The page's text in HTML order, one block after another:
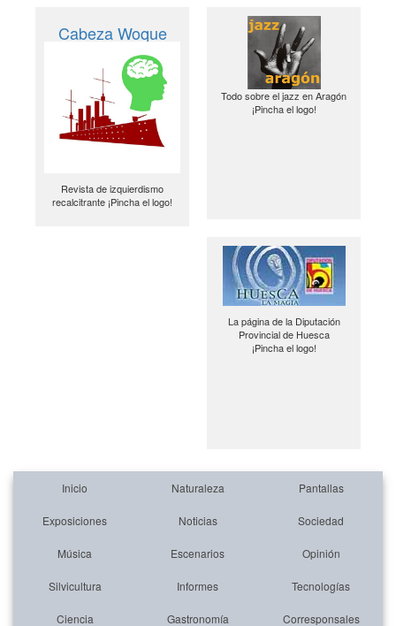
Cabeza Woque
Revista de izquierdismo
recalcitrante ¡Pincha el logo!
Todo sobre el jazz en Aragón
¡Pincha el logo!
La página de la Diputación
Provincial de Huesca
¡Pincha el logo!
Inicio Naturaleza Pantallas
Exposiciones Noticias Sociedad
Música Escenarios Opinión
Silvicultura Informes Tecnologías
Ciencia Gastronomía Corresponsales